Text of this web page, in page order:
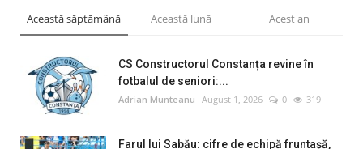
Această săptămână Această lună Acest an
CS Constructorul Constanța revine în
fotbalul de seniori:...
Adrian Munteanu August 1, 2026 0 319
Farul lui Sabău: cifre de echipă fruntașă,